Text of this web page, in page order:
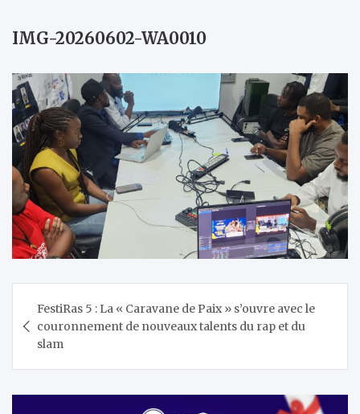
IMG-20260602-WA0010
de
l’article
FestiRas 5 : La « Caravane de Paix » s’ouvre avec le
couronnement de nouveaux talents du rap et du
slam